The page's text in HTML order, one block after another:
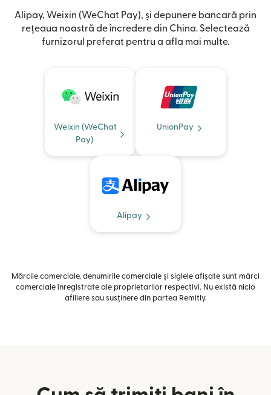
Alipay, Weixin (WeChat Pay), și depunere bancară prin
rețeaua noastră de încredere din China. Selectează
furnizorul preferat pentru a afla mai multe.
Weixin (WeChat
Pay)
UnionPay
Alipay
Mărcile comerciale, denumirile comerciale și siglele afișate sunt mărci
comerciale înregistrate ale proprietarilor respectivi. Nu există nicio
afiliere sau susținere din partea Remitly.